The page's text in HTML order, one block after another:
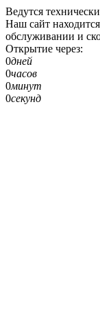
Ведутся
Наш сайт
обслуживании и
Открытие через:
0дней
0часов
0минут
0секунд